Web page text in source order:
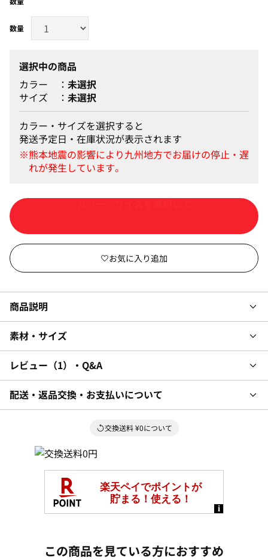
選択中の商品
カラー
未選択
サイズ
未選択
カラー・サイズを選択すると
発送予定日・在庫状況が表示されます
商品説明
素材・サイズ
レビュー 1 ・Q&A
配送・返品交換・お支払いについて
交換送料 ¥0について
この商品を見ている方におすすめ